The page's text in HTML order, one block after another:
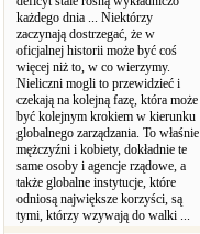
każdego dnia ... Niektórzy
zaczynają dostrzegać, że w
oficjalnej historii może być coś
więcej niż to, w co wierzymy.
Nieliczni mogli to przewidzieć i
czekają na kolejną fazę, która może
być kolejnym krokiem w kierunku
globalnego zarządzania. To właśnie
mężczyźni i kobiety, dokładnie te
same osoby i agencje rządowe, a
także globalne instytucje, które
odniosą największe korzyści, są
tymi, którzy wzywają do walki ...